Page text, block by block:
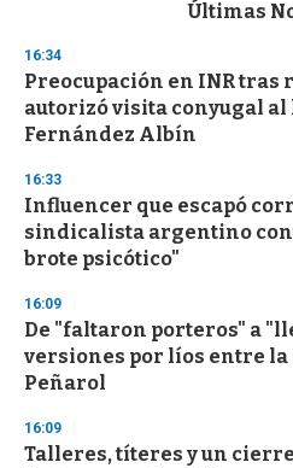
d
s
o
f
3
s
e
c
o
n
s
Últimas
16:34
Preocupación en INR tras
autorizó visita conyugal
Fernández Albín
16:33
Influencer que escapó
sindicalista argentino
brote psicótico"
16:09
De "faltaron porteros" a
versiones por líos entre la
Peñarol
16:09
Talleres, títeres y un